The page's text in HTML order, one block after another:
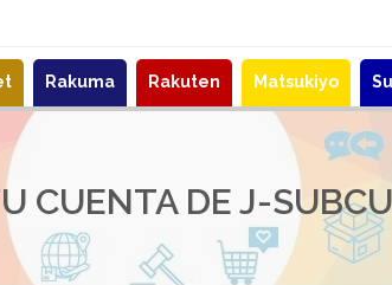
Rakuma Rakuten Matsukiyo
CUENTA DE J-